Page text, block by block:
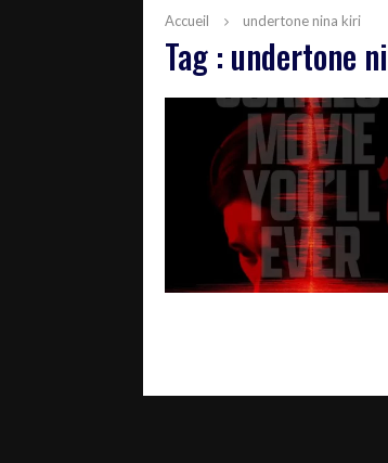
Accueil undertone nina kiri
Tag : undertone